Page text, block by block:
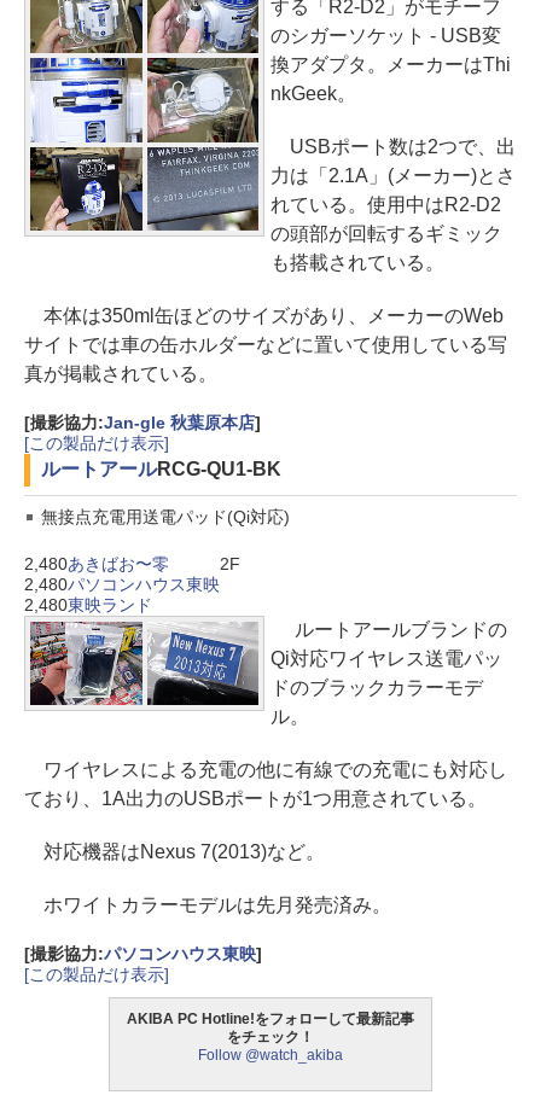
する「R2-D2」がモチーフ
のシガーソケット - USB変
換アダプタ。メーカーはThi
nkGeek。
USBポート数は2つで、出
力は「2.1A」(メーカー)とさ
れている。使用中はR2-D2
の頭部が回転するギミック
も搭載されている。
本体は350ml缶ほどのサイズがあり、メーカーのWeb
サイトでは車の缶ホルダーなどに置いて使用している写
真が掲載されている。
[撮影協力:Jan-gle 秋葉原本店]
[この製品だけ表示]
ルートアールRCG-QU1-BK
無接点充電用送電パッド(Qi対応)
2,480あきばお〜零
2F
2,480パソコンハウス東映
2,480東映ランド
ルートアールブランドの
Qi対応ワイヤレス送電パッ
ドのブラックカラーモデ
ル。
ワイヤレスによる充電の他に有線での充電にも対応し
ており、1A出力のUSBポートが1つ用意されている。
対応機器はNexus 7(2013)など。
ホワイトカラーモデルは先月発売済み。
[撮影協力:パソコンハウス東映]
[この製品だけ表示]
AKIBA PC Hotline!をフォローして最新記事
をチェック！
Follow @watch_akiba